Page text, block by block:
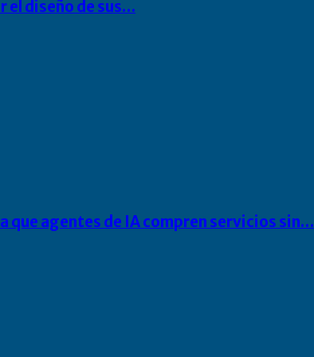
el diseño de sus…
agentes de IA compren servicios sin…